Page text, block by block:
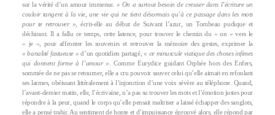
sur la vérité d’un amour immense. « On a surtout besoin de creuser dans l’écriture un
couloir tangent à la vie, une vie qui ne tient désormais qu’à ce passage dans les mots
pour te retrouver » , écrit-elle au début de Suivant l’azur, un Tombeau pudique et
déchirant. Il a fallu ce temps, cette latence, pour trouver le chemin du « on » vers le
« je », pour affronter les souvenirs et retrouver la mémoire des gestes, exprimer la
« banalité fastueuse » d’un quotidien partagé,« ce minuscule viatique des choses infimes
qui donnent forme à l’amour » . Comme Eurydice guidant Orphée hors des Enfers,
sommée de ne pas se retourner, elle a cru pouvoir sauver celui qu’elle aimait en refoulant
ses larmes, obéissant littéralement à l’injonction d’une voix sévère au téléphone. Quand,
l’avant-dernier matin, elle, l’écrivaine, n’a pas su trouver les mots et l’émotion justes pour
répondre à la peur, quand le corps qu’elle pensait maîtriser a laissé échapper des sanglots,
elle a pensé trahir. Au sentiment de honte et d’impuissance éprouvé alors, elle répond par